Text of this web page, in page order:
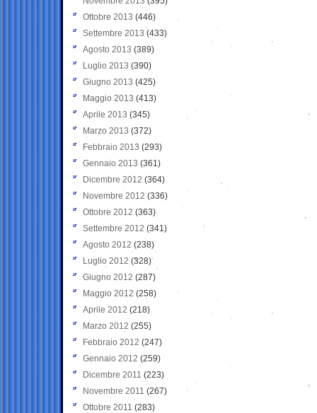
Ottobre 2013 (446)
Settembre 2013 (433)
Agosto 2013 (389)
Luglio 2013 (390)
Giugno 2013 (425)
Maggio 2013 (413)
Aprile 2013 (345)
Marzo 2013 (372)
Febbraio 2013 (293)
Gennaio 2013 (361)
Dicembre 2012 (364)
Novembre 2012 (336)
Ottobre 2012 (363)
Settembre 2012 (341)
Agosto 2012 (238)
Luglio 2012 (328)
Giugno 2012 (287)
Maggio 2012 (258)
Aprile 2012 (218)
Marzo 2012 (255)
Febbraio 2012 (247)
Gennaio 2012 (259)
Dicembre 2011 (223)
Novembre 2011 (267)
Ottobre 2011 (283)